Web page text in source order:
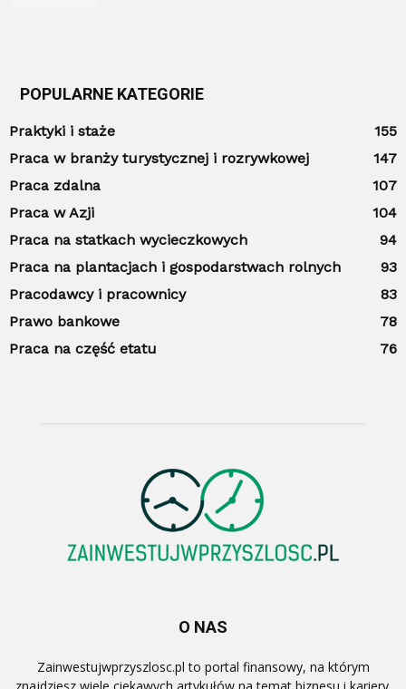
POPULARNE KATEGORIE
Praktyki i staże
155
Praca w branży turystycznej i rozrywkowej
147
Praca zdalna
107
Praca w Azji
104
Praca na statkach wycieczkowych
94
Praca na plantacjach i gospodarstwach rolnych
93
Pracodawcy i pracownicy
83
Prawo bankowe
78
Praca na część etatu
76
O NAS
Zainwestujwprzyszlosc.pl to portal finansowy, na którym